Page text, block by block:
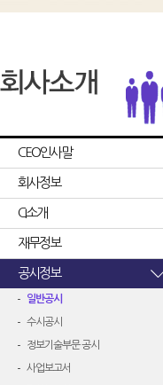
CEO인사말
회사정보
CI소개
재무정보
공시정보
일반공시
수시공시
정보기술부문 공시
사업보고서